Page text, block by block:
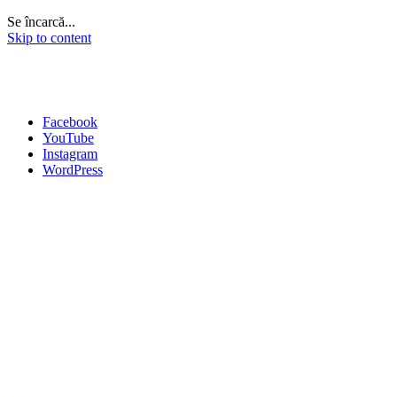
Se încarcă...
Skip to content
Facebook
YouTube
Instagram
WordPress